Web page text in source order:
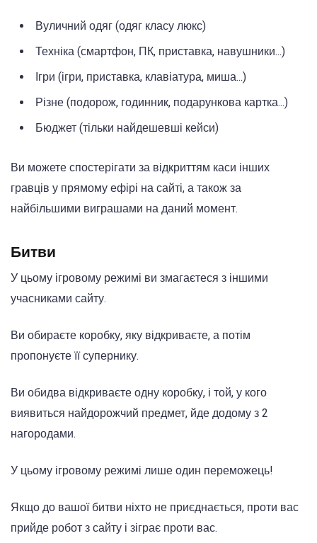
Вуличний одяг (одяг класу люкс)
Техніка (смартфон, ПК, приставка, навушники...)
Ігри (ігри, приставка, клавіатура, миша...)
Різне (подорож, годинник, подарункова картка...)
Бюджет (тільки найдешевші кейси)
Ви можете спостерігати за відкриттям каси інших
гравців у прямому ефірі на сайті, а також за
найбільшими виграшами на даний момент.
Битви
У цьому ігровому режимі ви змагаєтеся з іншими
учасниками сайту.
Ви обираєте коробку, яку відкриваєте, а потім
пропонуєте її супернику.
Ви обидва відкриваєте одну коробку, і той, у кого
виявиться найдорожчий предмет, йде додому з 2
нагородами.
У цьому ігровому режимі лише один переможець!
Якщо до вашої битви ніхто не приєднається, проти вас
прийде робот з сайту і зіграє проти вас.